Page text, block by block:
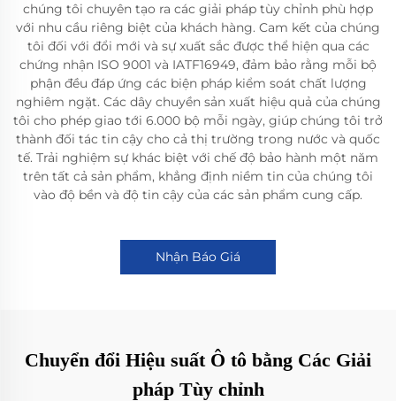
chúng tôi chuyên tạo ra các giải pháp tùy chỉnh phù hợp
với nhu cầu riêng biệt của khách hàng. Cam kết của chúng
tôi đối với đổi mới và sự xuất sắc được thể hiện qua các
chứng nhận ISO 9001 và IATF16949, đảm bảo rằng mỗi bộ
phận đều đáp ứng các biện pháp kiểm soát chất lượng
nghiêm ngặt. Các dây chuyền sản xuất hiệu quả của chúng
tôi cho phép giao tới 6.000 bộ mỗi ngày, giúp chúng tôi trở
thành đối tác tin cậy cho cả thị trường trong nước và quốc
tế. Trải nghiệm sự khác biệt với chế độ bảo hành một năm
trên tất cả sản phẩm, khẳng định niềm tin của chúng tôi
vào độ bền và độ tin cậy của các sản phẩm cung cấp.
Nhận Báo Giá
Chuyển đổi Hiệu suất Ô tô bằng Các Giải
pháp Tùy chỉnh